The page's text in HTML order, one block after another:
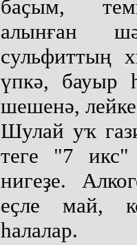
баҫым,
алынған
сульфиттың
үпкә, бауыр
шешенә,
Шулай уҡ
теге "7 икс"
нигеҙе.
еҫле май,
һалалар.